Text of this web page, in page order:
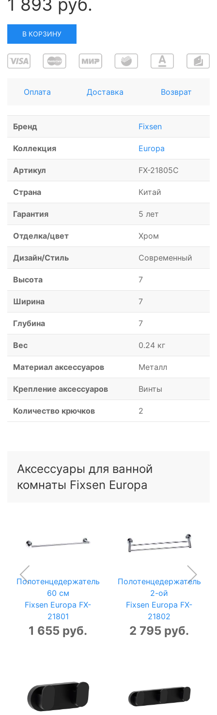
1 893 руб.
В КОРЗИНУ
Оплата Доставка Возврат
Бренд Fixsen
Коллекция Europa
Артикул FX-21805C
Страна Китай
Гарантия 5 лет
Отделка/цвет Хром
Дизайн/Стиль Современный
Высота 7
Ширина 7
Глубина 7
Вес 0.24 кг
Материал аксессуаров Металл
Крепление аксессуаров Винты
Количество крючков 2
Аксессуары для ванной
комнаты Fixsen Europa
Полотенцедержатель
60 см
Fixsen Europa FX-
21801
1 655 руб.
Полотенцедержатель
2-ой
Fixsen Europa FX-
21802
2 795 руб.